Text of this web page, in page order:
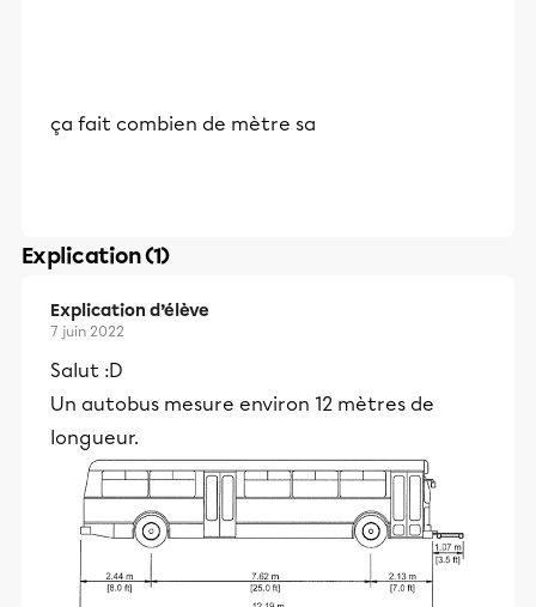
ça fait combien de mètre sa
Explication (1)
Explication d’élève
7 juin 2022
Salut :D
Un autobus mesure environ 12 mètres de
longueur.